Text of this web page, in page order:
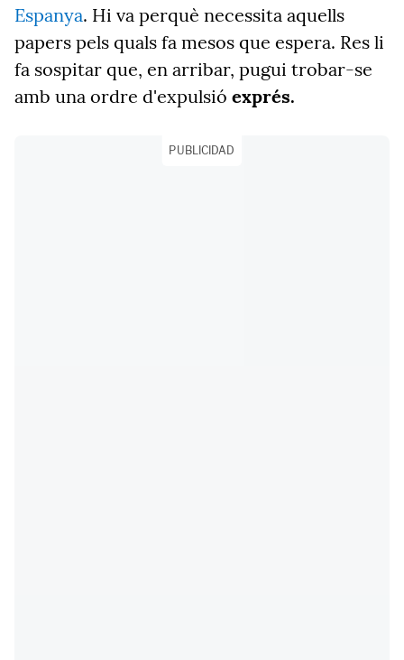
Espanya. Hi va perquè necessita aquells
papers pels quals fa mesos que espera. Res li
fa sospitar que, en arribar, pugui trobar-se
amb una ordre d'expulsió exprés.
PUBLICIDAD